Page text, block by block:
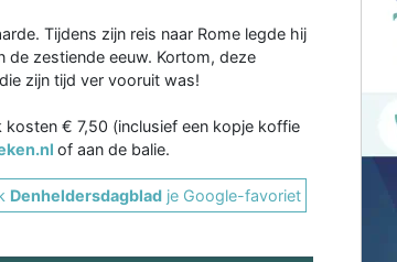
Tijdens zijn reis naar Rome legde hij
de zestiende eeuw. Kortom, deze
zijn tijd ver vooruit was!
€ 7,50 (inclusief een kopje koffie
of aan de balie.
Denheldersdagblad je Google-favoriet